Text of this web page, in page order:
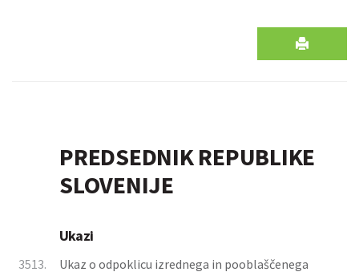
PREDSEDNIK REPUBLIKE
SLOVENIJE
Ukazi
3513.
Ukaz o odpoklicu izrednega in pooblaščenega